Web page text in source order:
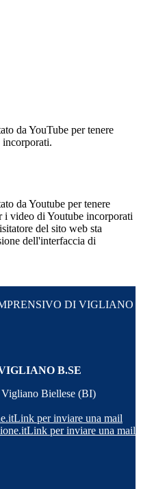
da YouTube per tenere
da Youtube per tenere
i video di Youtube incorporati
del sito web sta
dell'interfaccia di
DI VIGLIANO
B.SE
Biellese (BI)
Link per inviare una mail
Link per inviare una mail